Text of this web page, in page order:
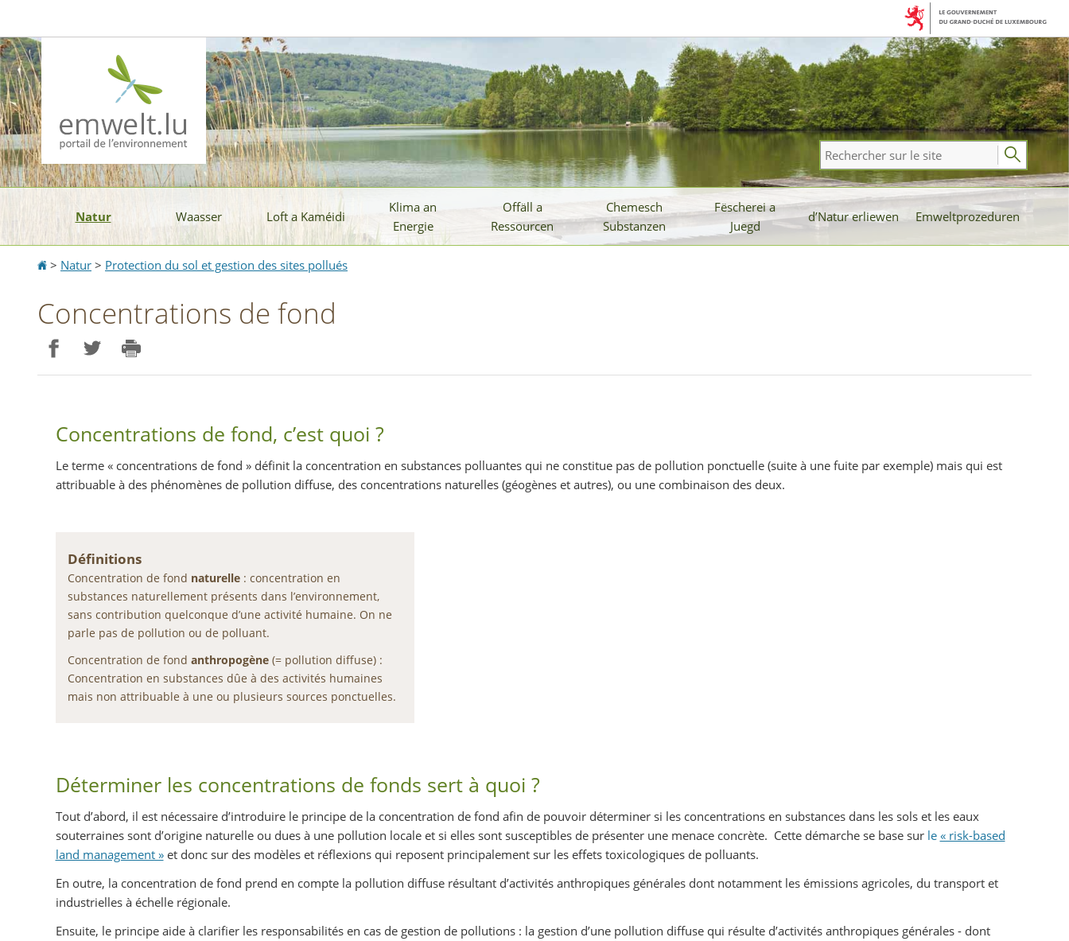
la
navigation
contenu
Natur Waasser Loft a Kaméidi
Klima an
Energie
Offäll a
Ressourcen
Chemesch
Substanzen
Fëscherei a
Juegd
d’Natur erliewen Emweltprozeduren
Rechercher
sur
le
site
Accueil
> Natur > Protection du sol et gestion des sites pollués
Concentrations de fond
Concentrations de fond, c’est quoi ?
Le terme « concentrations de fond » définit la concentration en substances polluantes qui ne constitue pas de pollution ponctuelle (suite à une fuite par exemple) mais qui est
attribuable à des phénomènes de pollution diffuse, des concentrations naturelles (géogènes et autres), ou une combinaison des deux.
Définitions
Concentration de fond naturelle: concentration en
substances naturellement présents dans l’environnement,
sans contribution quelconque d’une activité humaine. On ne
parle pas de pollution ou de polluant.
Concentration de fond anthropogène(= pollution diffuse) :
Concentration en substances dûe à des activités humaines
mais non attribuable à une ou plusieurs sources ponctuelles.
Déterminer les concentrations de fonds sert à quoi ?
Tout d’abord, il est nécessaire d’introduire le principe de la concentration de fond afin de pouvoir déterminer si les concentrations en substances dans les sols et les eaux
souterraines sont d’origine naturelle ou dues à une pollution locale et si elles sont susceptibles de présenter une menace concrète. Cette démarche se base surle « risk-based
land management »et donc sur des modèles et réflexions qui reposent principalement sur les effets toxicologiques de polluants.
En outre, la concentration de fond prend en compte la pollution diffuse résultant d’activités anthropiques générales dont notamment les émissions agricoles, du transport et
industrielles à échelle régionale.
Ensuite, le principe aide à clarifier les responsabilités en cas de gestion de pollutions : la gestion d’une pollution diffuse qui résulte d’activités anthropiques générales - dont